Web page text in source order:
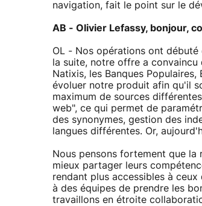
navigation, fait le point sur le
AB - Olivier Lefassy, bonjour,
OL - Nos opérations ont
la suite, notre offre a convaincu
Natixis, les Banques
évoluer notre produit afin qu'il
maximum de sources
web", ce qui permet de
des synonymes, gestion des
langues différentes. Or,
Nous pensons fortement que la
mieux partager leurs
rendant plus accessibles à
à des équipes de prendre les
travaillons en étroite